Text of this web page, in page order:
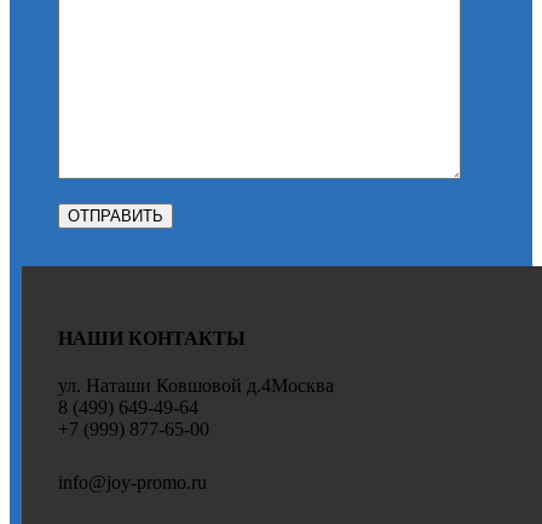
НАШИ КОНТАКТЫ
ул. Наташи Ковшовой д.4Москва
8 (499) 649-49-64
+7 (999) 877-65-00
info@joy-promo.ru